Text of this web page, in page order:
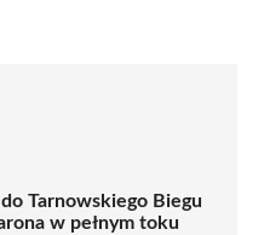
Tarnowskiego Biegu
w pełnym toku